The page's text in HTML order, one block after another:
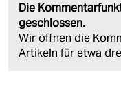
Die
geschlossen.
Wir öffnen die
Artikeln für etwa